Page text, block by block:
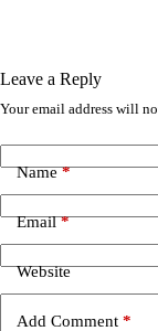
Leave a Reply
Your email address will
Name*
Email*
Website
Add Comment *
A
t
e
t
i